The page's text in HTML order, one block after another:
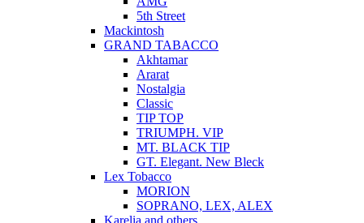
5th Street
Mackintosh
GRAND TABACCO
Akhtamar
Ararat
Nostalgia
Classic
TIP TOP
TRIUMPH. VIP
MT. BLACK TIP
GT. Elegant. New Bleck
Lex Tobacco
MORION
SOPRANO, LEX, ALEX
Karelia and others